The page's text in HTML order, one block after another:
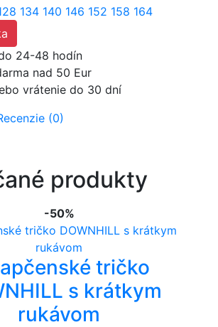
134 140 146 152 158 164
24-48 hodín
nad 50 Eur
vrátenie do 30 dní
(0)
produkty
-50%
tričko
s krátkym
rukávom